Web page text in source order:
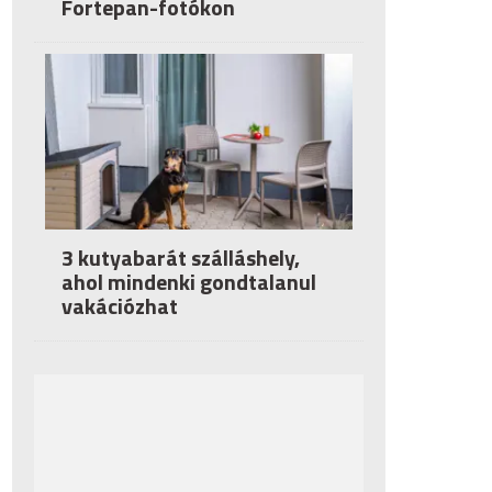
Fortepan-fotókon
3 kutyabarát szálláshely,
ahol mindenki gondtalanul
vakációzhat